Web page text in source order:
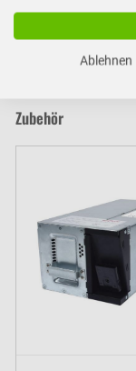
Zubehör
Ablehnen